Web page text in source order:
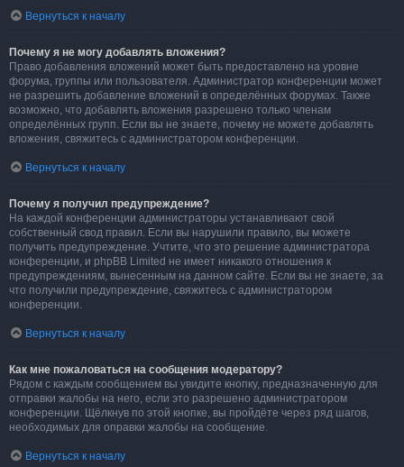
Вернуться к началу
Почему я не могу добавлять вложения?
Право добавления вложений может быть предоставлено на уровне
форума, группы или пользователя. Администратор конференции может
не разрешить добавление вложений в определённых форумах. Также
возможно, что добавлять вложения разрешено только членам
определённых групп. Если вы не знаете, почему не можете добавлять
вложения, свяжитесь с администратором конференции.
Вернуться к началу
Почему я получил предупреждение?
На каждой конференции администраторы устанавливают свой
собственный свод правил. Если вы нарушили правило, вы можете
получить предупреждение. Учтите, что это решение администратора
конференции, и phpBB Limited не имеет никакого отношения к
предупреждениям, вынесенным на данном сайте. Если вы не знаете, за
что получили предупреждение, свяжитесь с администратором
конференции.
Вернуться к началу
Как мне пожаловаться на сообщения модератору?
Рядом с каждым сообщением вы увидите кнопку, предназначенную для
отправки жалобы на него, если это разрешено администратором
конференции. Щёлкнув по этой кнопке, вы пройдёте через ряд шагов,
необходимых для оправки жалобы на сообщение.
Вернуться к началу